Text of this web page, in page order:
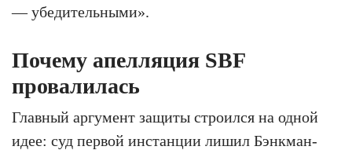
— убедительными».
Почему апелляция SBF
провалилась
Главный аргумент защиты строился на одной
идее: суд первой инстанции лишил Бэнкман-